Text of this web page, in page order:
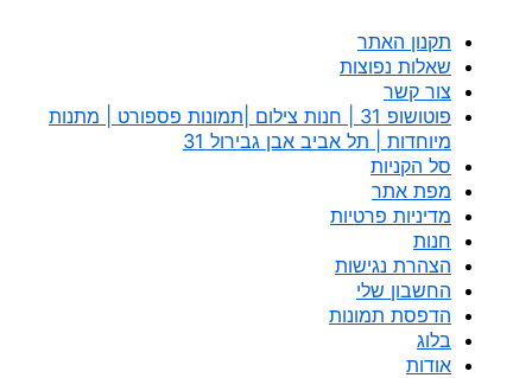
תקנון האתר
שאלות נפוצות
צור קשר
פוטושופ 31 | חנות צילום |תמונות פספורט | מתנות
מיוחדות | תל אביב אבן גבירול 31
סל הקניות
מפת אתר
מדיניות פרטיות
חנות
הצהרת נגישות
החשבון שלי
הדפסת תמונות
בלוג
אודות